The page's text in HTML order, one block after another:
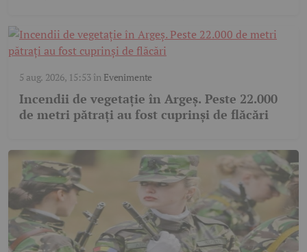
5 aug. 2026, 15:53în Evenimente
Incendii de vegetație în Argeș. Peste 22.000
de metri pătrați au fost cuprinși de flăcări